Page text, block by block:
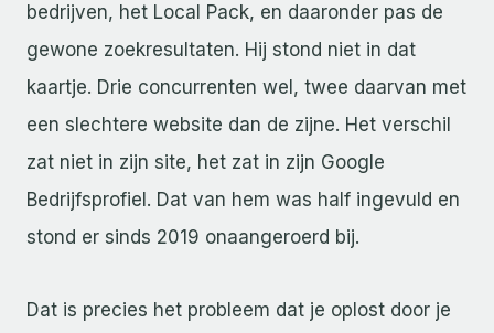
bedrijven, het Local Pack, en daaronder pas de
gewone zoekresultaten. Hij stond niet in dat
kaartje. Drie concurrenten wel, twee daarvan met
een slechtere website dan de zijne. Het verschil
zat niet in zijn site, het zat in zijn Google
Bedrijfsprofiel. Dat van hem was half ingevuld en
stond er sinds 2019 onaangeroerd bij.
Dat is precies het probleem dat je oplost door je